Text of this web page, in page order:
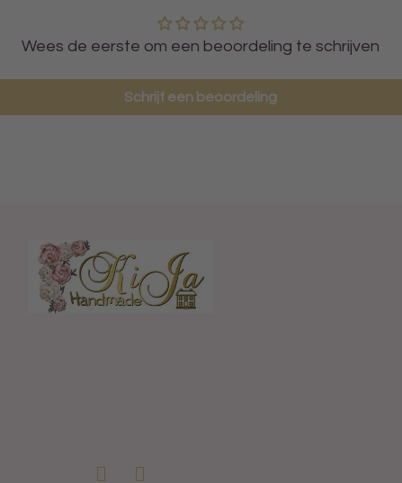
Wees de eerste om een beoordeling te schrijven
Schrijf een beoordeling